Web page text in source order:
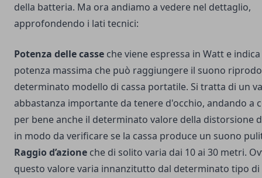
della batteria. Ma ora andiamo a vedere nel dettaglio,
approfondendo i lati tecnici:
Potenza delle casse che viene espressa in Watt e
potenza massima che può raggiungere il suono
determinato modello di cassa portatile. Si tratta di un
abbastanza importante da tenere d'occhio, andando a
per bene anche il determinato valore della distorsione
in modo da verificare se la cassa produce un suono
Raggio d’azione che di solito varia dai 10 ai 30 metri.
questo valore varia innanzitutto dal determinato tipo di